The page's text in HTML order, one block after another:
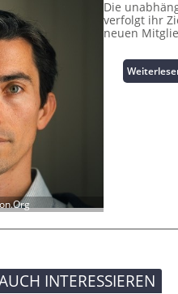
Die
verfolgt ihr
neuen
INTERESSIEREN